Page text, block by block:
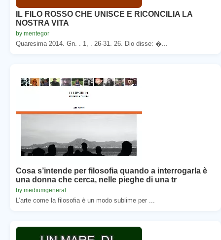
IL FILO ROSSO CHE UNISCE E RICONCILIA LA
NOSTRA VITA
by mentegor
Quaresima 2014. Gn. . 1, . 26-31. 26. Dio disse: �...
Cosa s’intende per filosofia quando a interrogarla è
una donna che cerca, nelle pieghe di una tr
by mediumgeneral
L’arte come la filosofia è un modo sublime per ...